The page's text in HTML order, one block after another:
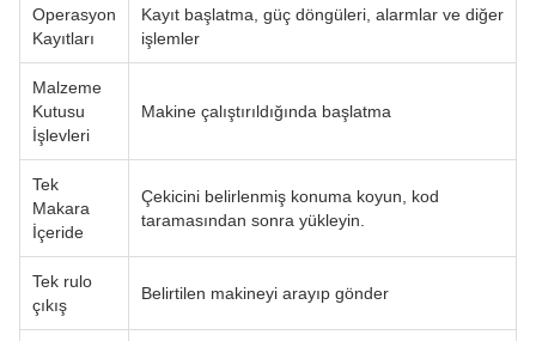
Operasyon
Kayıtları
Kayıt başlatma, güç döngüleri, alarmlar ve diğer
işlemler
Malzeme
Kutusu
İşlevleri
Makine çalıştırıldığında başlatma
Tek
Makara
İçeride
Çekicini belirlenmiş konuma koyun, kod
taramasından sonra yükleyin.
Tek rulo
çıkış
Belirtilen makineyi arayıp gönder